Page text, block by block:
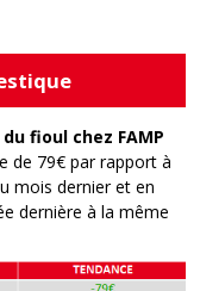
fioul chez FAMP
de 79€ par rapport à
u mois dernier et en
dernière à la même